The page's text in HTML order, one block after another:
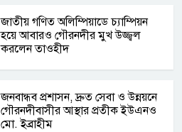
জাতীয় গণিত অলিম্পিয়াডে চ্যাম্পিয়ন
হয়ে আবারও গৌরনদীর মুখ উজ্জ্বল
করলেন তাওহীদ
জনবান্ধব প্রশাসন, দ্রুত সেবা ও উন্নয়নে
গৌরনদীবাসীর আস্থার প্রতীক ইউএনও
মো. ইব্রাহীম